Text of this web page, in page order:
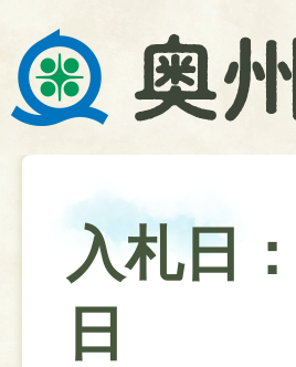
入札日
日